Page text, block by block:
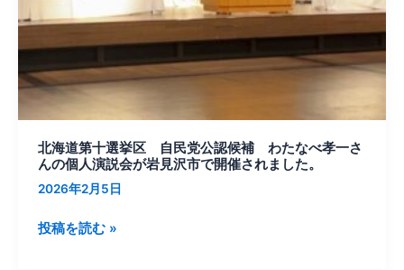
北海道第十選挙区 自民党公認候補 わたなべ孝一さ
んの個人演説会が岩見沢市で開催されました。
2026年2月5日
認
候
補
わ
た
べ
孝
一
ん
投稿を読む »